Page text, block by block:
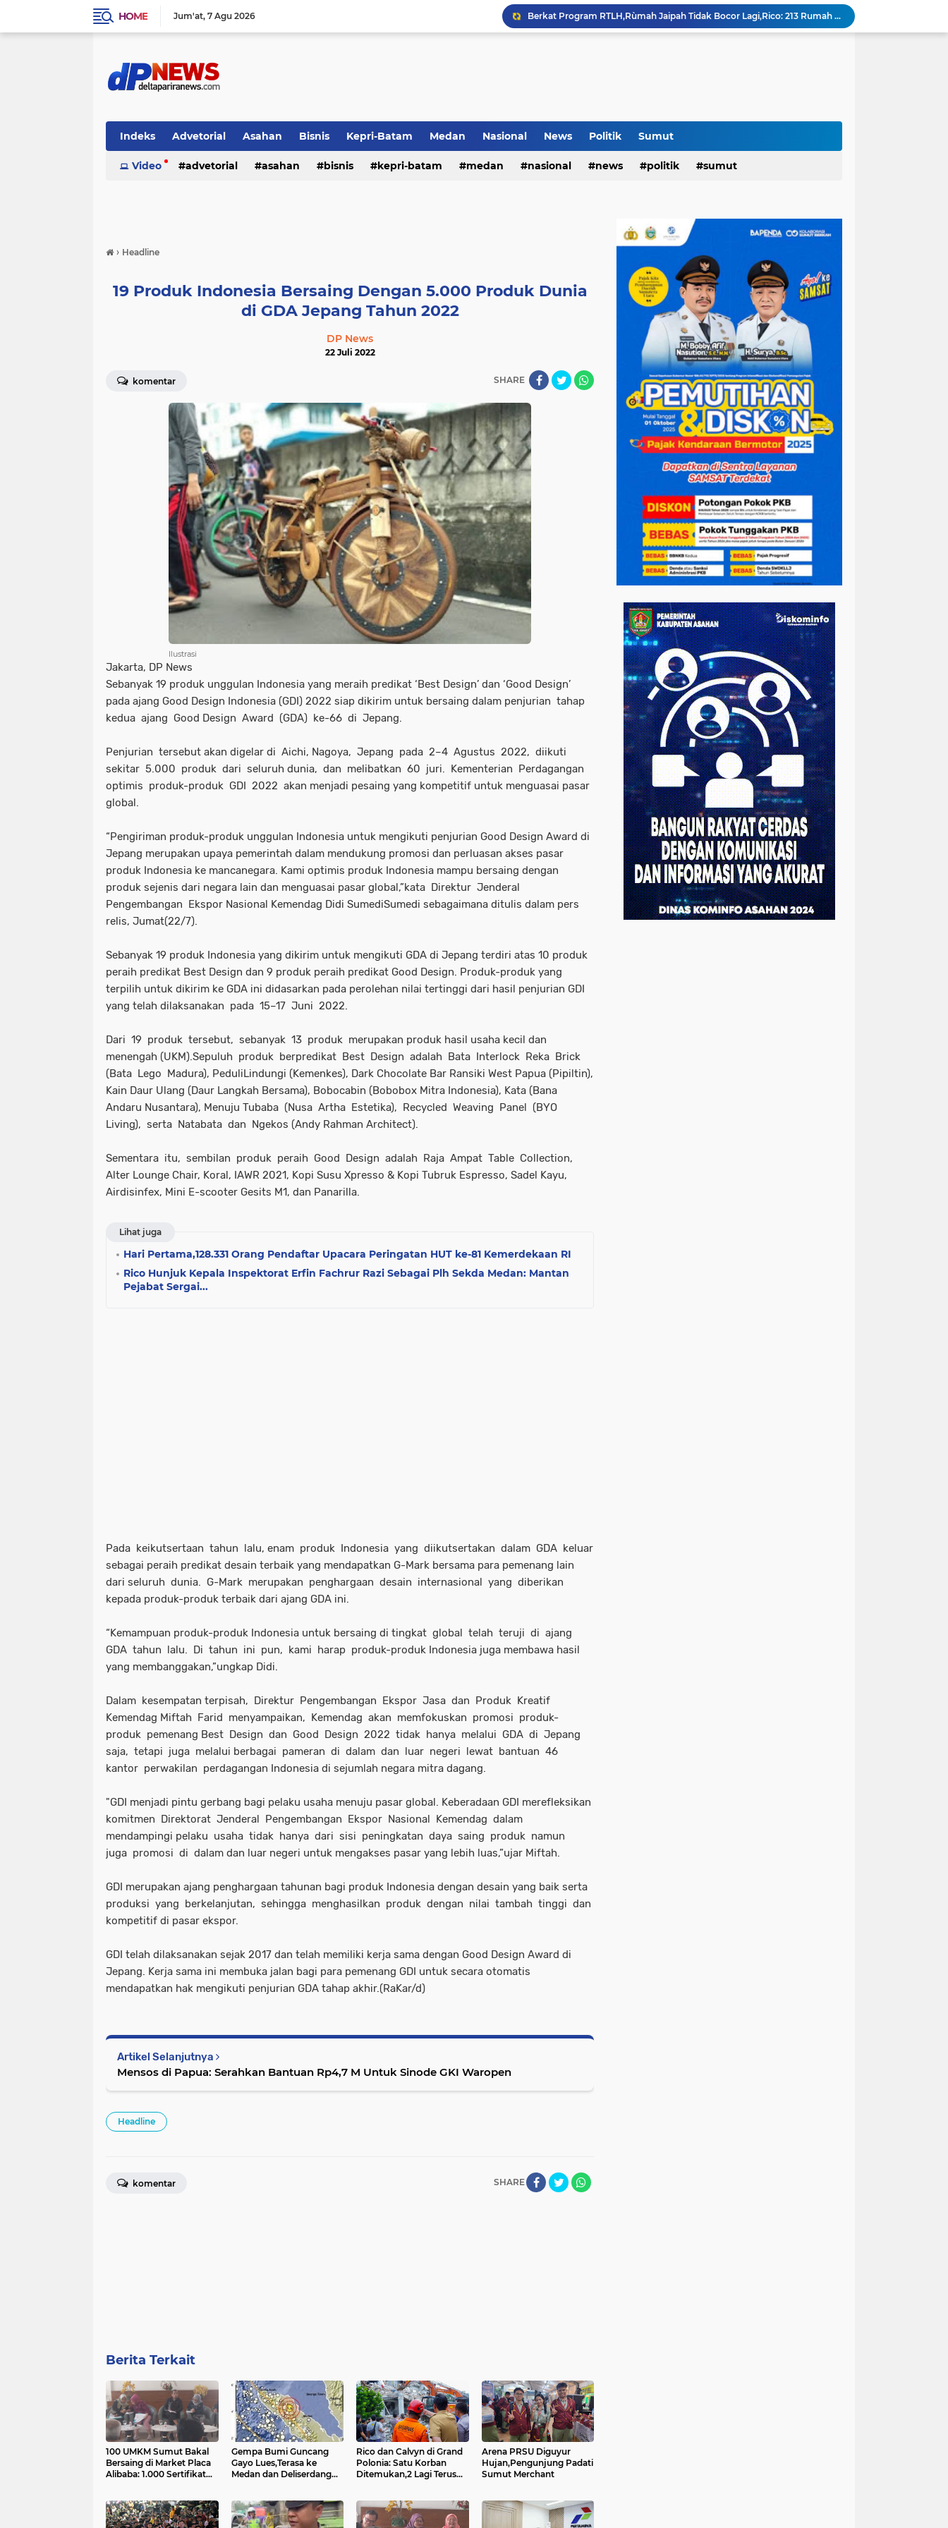
HOME Jum'at 7 Agu 2026
Terkait Dugaan Pengutipan,Lurah AUR Dinonaktifkan...
Rico Jadi Duta Penggerak Ayah Teladan Kota Medan,Plh Sekda Medan Pun Hadir...
Hari Pertama,128.331 Orang Pendaftar Upacara Peringatan HUT ke-81 Kemerdekaan RI
Indeks Advetorial Asahan Bisnis Kepri-Batam Medan Nasional News Politik Sumut
Video advetorial asahan bisnis kepri-batam medan nasional news politik sumut
› Headline
19 Produk Indonesia Bersaing Dengan 5.000 Produk Dunia
di GDA Jepang Tahun 2022
DP News
22 Juli 2022
komentar SHARE
Ilustrasi
Jakarta, DP News
Sebanyak 19 produk unggulan Indonesia yang meraih predikat ‘Best Design’ dan ‘Good Design’
pada ajang Good Design Indonesia (GDI) 2022 siap dikirim untuk bersaing dalam penjurian tahap
kedua ajang Good Design Award (GDA) ke-66 di Jepang.
Penjurian tersebut akan digelar di Aichi, Nagoya, Jepang pada 2–4 Agustus 2022, diikuti
sekitar 5.000 produk dari seluruh dunia, dan melibatkan 60 juri. Kementerian Perdagangan
optimis produk-produk GDI 2022 akan menjadi pesaing yang kompetitif untuk menguasai pasar
global.
“Pengiriman produk-produk unggulan Indonesia untuk mengikuti penjurian Good Design Award di
Jepang merupakan upaya pemerintah dalam mendukung promosi dan perluasan akses pasar
produk Indonesia ke mancanegara. Kami optimis produk Indonesia mampu bersaing dengan
produk sejenis dari negara lain dan menguasai pasar global,”kata Direktur Jenderal
Pengembangan Ekspor Nasional Kemendag Didi SumediSumedi sebagaimana ditulis dalam pers
relis, Jumat(22/7).
Sebanyak 19 produk Indonesia yang dikirim untuk mengikuti GDA di Jepang terdiri atas 10 produk
peraih predikat Best Design dan 9 produk peraih predikat Good Design. Produk-produk yang
terpilih untuk dikirim ke GDA ini didasarkan pada perolehan nilai tertinggi dari hasil penjurian GDI
yang telah dilaksanakan pada 15–17 Juni 2022.
Dari 19 produk tersebut, sebanyak 13 produk merupakan produk hasil usaha kecil dan
menengah (UKM).Sepuluh produk berpredikat Best Design adalah Bata Interlock Reka Brick
(Bata Lego Madura), PeduliLindungi (Kemenkes), Dark Chocolate Bar Ransiki West Papua (Pipiltin),
Kain Daur Ulang (Daur Langkah Bersama), Bobocabin (Bobobox Mitra Indonesia), Kata (Bana
Andaru Nusantara), Menuju Tubaba (Nusa Artha Estetika), Recycled Weaving Panel (BYO
Living), serta Natabata dan Ngekos (Andy Rahman Architect).
Sementara itu, sembilan produk peraih Good Design adalah Raja Ampat Table Collection,
Alter Lounge Chair, Koral, IAWR 2021, Kopi Susu Xpresso & Kopi Tubruk Espresso, Sadel Kayu,
Airdisinfex, Mini E-scooter Gesits M1, dan Panarilla.
Lihat juga
Hari Pertama,128.331 Orang Pendaftar Upacara Peringatan HUT ke-81 Kemerdekaan RI
Rico Hunjuk Kepala Inspektorat Erfin Fachrur Razi Sebagai Plh Sekda Medan: Mantan
Pejabat Sergai...
Pada keikutsertaan tahun lalu, enam produk Indonesia yang diikutsertakan dalam GDA keluar
sebagai peraih predikat desain terbaik yang mendapatkan G-Mark bersama para pemenang lain
dari seluruh dunia. G-Mark merupakan penghargaan desain internasional yang diberikan
kepada produk-produk terbaik dari ajang GDA ini.
“Kemampuan produk-produk Indonesia untuk bersaing di tingkat global telah teruji di ajang
GDA tahun lalu. Di tahun ini pun, kami harap produk-produk Indonesia juga membawa hasil
yang membanggakan,”ungkap Didi.
Dalam kesempatan terpisah, Direktur Pengembangan Ekspor Jasa dan Produk Kreatif
Kemendag Miftah Farid menyampaikan, Kemendag akan memfokuskan promosi produk-
produk pemenang Best Design dan Good Design 2022 tidak hanya melalui GDA di Jepang
saja, tetapi juga melalui berbagai pameran di dalam dan luar negeri lewat bantuan 46
kantor perwakilan perdagangan Indonesia di sejumlah negara mitra dagang.
"GDI menjadi pintu gerbang bagi pelaku usaha menuju pasar global. Keberadaan GDI merefleksikan
komitmen Direktorat Jenderal Pengembangan Ekspor Nasional Kemendag dalam
mendampingi pelaku usaha tidak hanya dari sisi peningkatan daya saing produk namun
juga promosi di dalam dan luar negeri untuk mengakses pasar yang lebih luas,”ujar Miftah.
GDI merupakan ajang penghargaan tahunan bagi produk Indonesia dengan desain yang baik serta
produksi yang berkelanjutan, sehingga menghasilkan produk dengan nilai tambah tinggi dan
kompetitif di pasar ekspor.
GDI telah dilaksanakan sejak 2017 dan telah memiliki kerja sama dengan Good Design Award di
Jepang. Kerja sama ini membuka jalan bagi para pemenang GDI untuk secara otomatis
mendapatkan hak mengikuti penjurian GDA tahap akhir.(RaKar/d)
Artikel Selanjutnya
Mensos di Papua: Serahkan Bantuan Rp4,7 M Untuk Sinode GKI Waropen
Headline
SHARE
komentar
Berita Terkait
100 UMKM Sumut Bakal
Bersaing di Market Placa
Alibaba: 1.000 Sertifikat
Gempa Bumi Guncang
Gayo Lues,Terasa ke
Medan dan Deliserdang...
Rico dan Calvyn di Grand
Polonia: Satu Korban
Ditemukan,2 Lagi Terus
Arena PRSU Diguyur
Hujan,Pengunjung Padati
Sumut Merchant